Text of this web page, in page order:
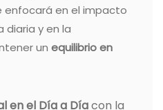
enfocará en el impacto
diaria y en la
un equilibrio en
en el Día a Díacon la